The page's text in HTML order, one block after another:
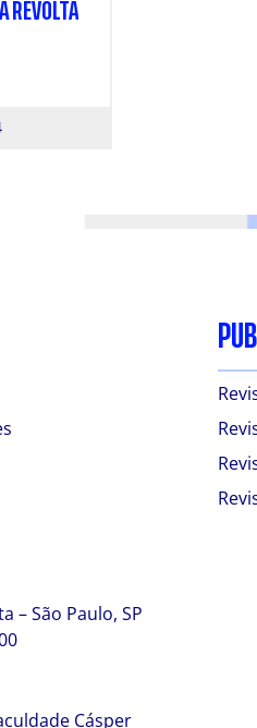
REVOLTA
– São Paulo, SP
Cásper